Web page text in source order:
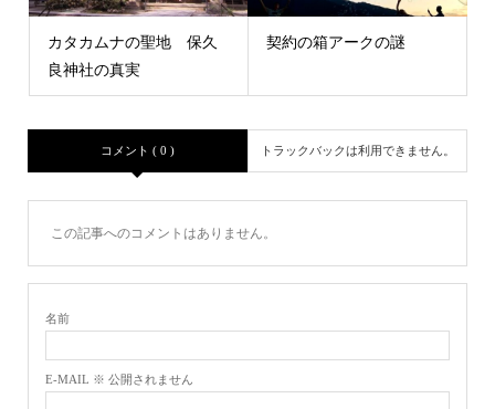
カタカムナの聖地 保久
良神社の真実
契約の箱アークの謎
コメント ( 0 ) トラックバックは利用できません。
この記事へのコメントはありません。
名前
E-MAIL ※ 公開されません